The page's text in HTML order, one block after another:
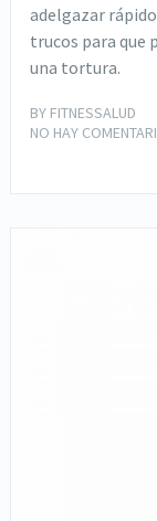
adelgazar
trucos para que
una tortura.
BY FITNESSALUD
NO HAY